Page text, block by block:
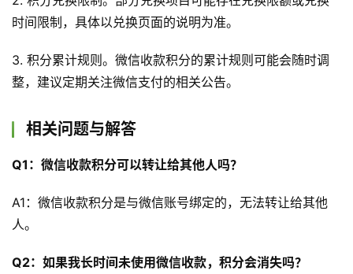
首
页
文
时间限制，具体以兑换页面的说明为准。
3. 积分累计规则。微信收款积分的累计规则可能会随时调
整，建议定期关注微信支付的相关公告。
相关问题与解答
Q1：微信收款积分可以转让给其他人吗？
A1：微信收款积分是与微信账号绑定的，无法转让给其他
人。
Q2：如果我长时间未使用微信收款，积分会消失吗？